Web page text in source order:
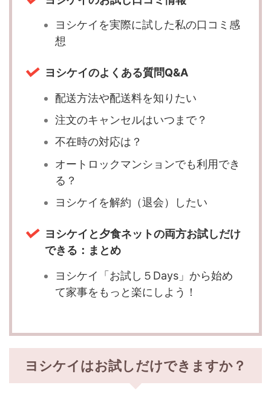
ヨシケイを実際に試した私の口コミ感
想
ヨシケイのよくある質問Q&A
配送方法や配送料を知りたい
注文のキャンセルはいつまで？
不在時の対応は？
オートロックマンションでも利用でき
る？
ヨシケイを解約（退会）したい
ヨシケイと夕食ネットの両方お試しだけ
できる：まとめ
ヨシケイ「お試し５Days」から始め
て家事をもっと楽にしよう！
ヨシケイはお試しだけできますか？